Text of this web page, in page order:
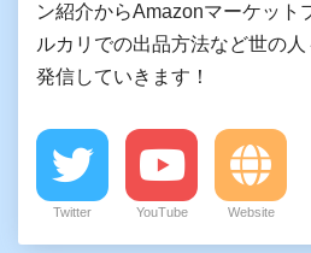
ン紹介からAmazonマーケット
ルカリでの出品方法など世の
発信していきます！
Twitter YouTube Website